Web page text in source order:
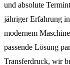
und absolute
jähriger Erfahrung
modernem
passende Lösung
Transferdruck, wir